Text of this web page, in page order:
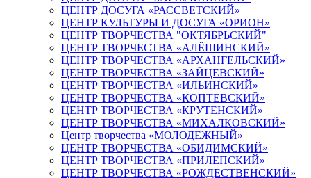
ЦЕНТР ДОСУГА «РАССВЕТСКИЙ»
ЦЕНТР КУЛЬТУРЫ И ДОСУГА «ОРИОН»
ЦЕНТР ТВОРЧЕСТВА "ОКТЯБРЬСКИЙ"
ЦЕНТР ТВОРЧЕСТВА «АЛЁШИНСКИЙ»
ЦЕНТР ТВОРЧЕСТВА «АРХАНГЕЛЬСКИЙ»
ЦЕНТР ТВОРЧЕСТВА «ЗАЙЦЕВСКИЙ»
ЦЕНТР ТВОРЧЕСТВА «ИЛЬИНСКИЙ»
ЦЕНТР ТВОРЧЕСТВА «КОПТЕВСКИЙ»
ЦЕНТР ТВОРЧЕСТВА «КРУТЕНСКИЙ»
ЦЕНТР ТВОРЧЕСТВА «МИХАЛКОВСКИЙ»
Центр творчества «МОЛОДЕЖНЫЙ»
ЦЕНТР ТВОРЧЕСТВА «ОБИДИМСКИЙ»
ЦЕНТР ТВОРЧЕСТВА «ПРИЛЕПСКИЙ»
ЦЕНТР ТВОРЧЕСТВА «РОЖДЕСТВЕНСКИЙ»